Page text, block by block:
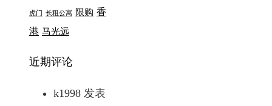
虎门 长租公寓 限购 香
港 马光远
近期评论
k1998 发表